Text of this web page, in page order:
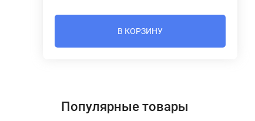
В КОРЗИНУ
Популярные товары